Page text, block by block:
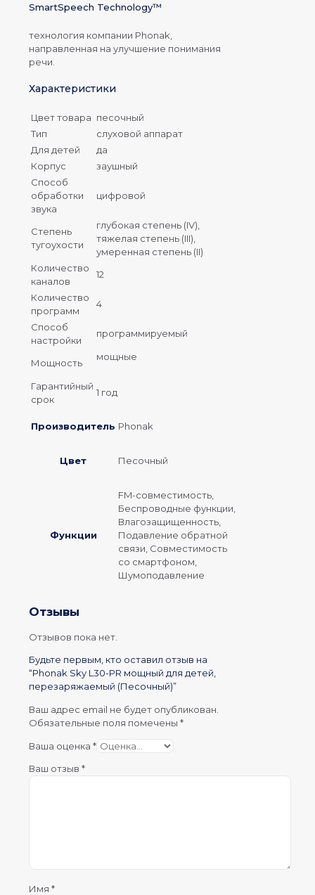
SmartSpeech Technology™
технология компании Phonak,
направленная на улучшение понимания
речи.
Характеристики
Цвет товара песочный
Тип
слуховой аппарат
Для детей
да
Корпус
заушный
Способ
обработки
звука
цифровой
Степень
тугоухости
глубокая степень (IV),
тяжелая степень (III),
умеренная степень (II)
Количество
каналов
12
Количество
программ
4
Способ
настройки
программируемый
Мощность
мощные
Гарантийный
срок
1 год
Производитель Phonak
Цвет Песочный
Функции
FM-совместимость,
Беспроводные функции,
Влагозащищенность,
Подавление обратной
связи, Совместимость
со смартфоном,
Шумоподавление
Отзывы
Отзывов пока нет.
Будьте первым, кто оставил отзыв на
“Phonak Sky L30-PR мощный для детей,
перезаряжаемый (Песочный)”
Ваш адрес email не будет опубликован.
Обязательные поля помечены *
Ваша оценка *
Ваш отзыв *
Имя *